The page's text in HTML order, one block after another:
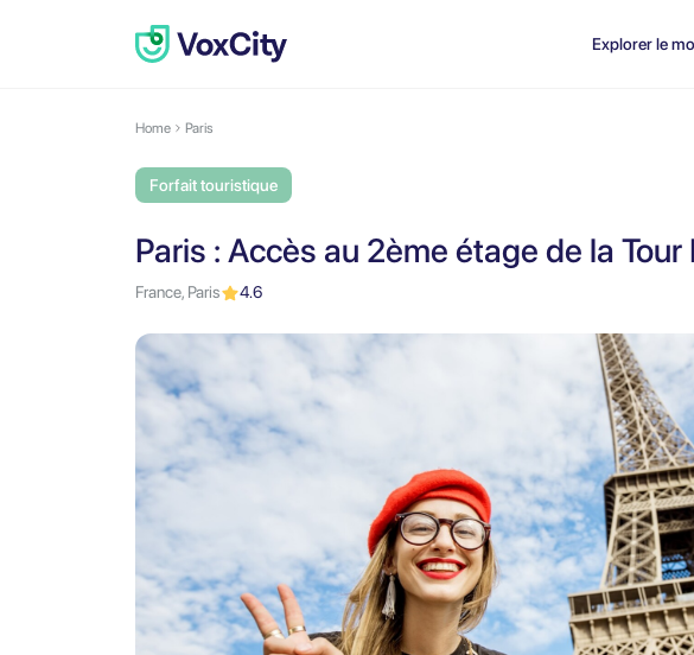
Explorer le
Home Paris
Forfait touristique
Paris : Accès au 2ème étage de la
France, Paris 4.6